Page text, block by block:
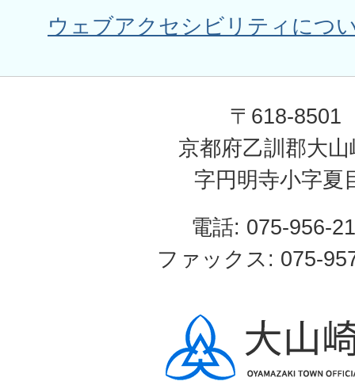
ウェブアクセシビリティにつ
〒618-8501
京都府乙訓郡大山
字円明寺小字夏
電話: 075-956-
ファックス: 075-